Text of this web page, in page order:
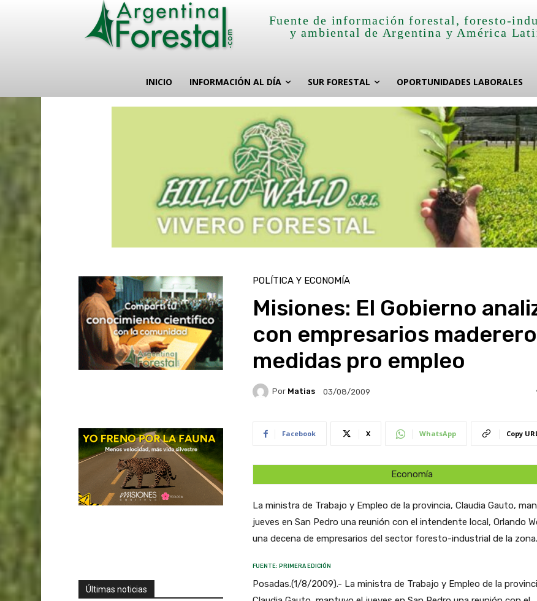
Fuente de información forestal, foresto-
y ambiental de Argentina y América
INICIO INFORMACIÓN AL DÍA SUR FORESTAL OPORTUNIDADES LABORALES
Últimas noticias
POLÍTICA Y ECONOMÍA
Misiones: El Gobierno
con empresarios
medidas pro empleo
Por Matias 03/08/2009
Facebook X WhatsApp Copy
Economía
La ministra de Trabajo y Empleo de la provincia, Claudia Gauto,
jueves en San Pedro una reunión con el intendente local, Orlando
una decena de empresarios del sector foresto-industrial de la zona.
FUENTE: PRIMERA EDICIÓN
Posadas.(1/8/2009).- La ministra de Trabajo y Empleo de la